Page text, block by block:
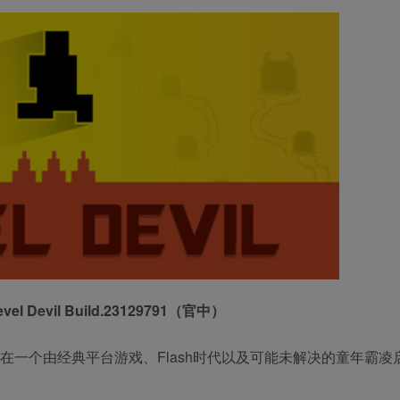
Devil Build.23129791（官中）
一个由经典平台游戏、Flash时代以及可能未解决的童年霸凌